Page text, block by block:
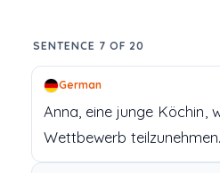
SENTENCE 7 OF 20
German
Anna, eine junge Köchin,
Wettbewerbteilzunehmen.